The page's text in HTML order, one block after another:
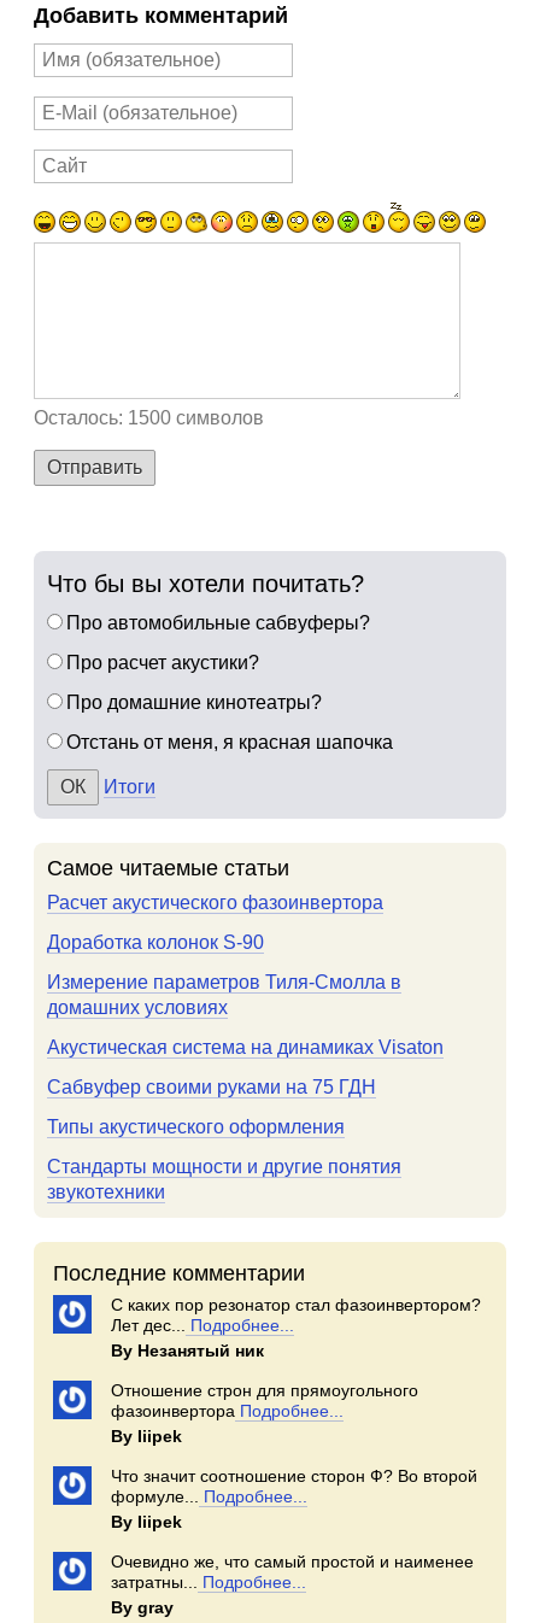
Добавить комментарий
Осталось: 1500 символов
Отправить
Что бы вы хотели почитать?
Про автомобильные сабвуферы?
Про расчет акустики?
Про домашние кинотеатры?
Отстань от меня, я красная шапочка
Итоги
Самое читаемые статьи
Расчет акустического фазоинвертора
Доработка колонок S-90
Измерение параметров Тиля-Смолла в
домашних условиях
Акустическая система на динамиках Visaton
Сабвуфер своими руками на 75 ГДН
Типы акустического оформления
Стандарты мощности и другие понятия
звукотехники
Последние комментарии
С каких пор резонатор стал фазоинвертором?
Лет дес... Подробнее...
By Незанятый ник
Отношение строн для прямоугольного
фазоинвертора Подробнее...
By Iiipek
Что значит соотношение сторон Ф? Во второй
формуле... Подробнее...
By Iiipek
Очевидно же, что самый простой и наименее
затратны... Подробнее...
By gray